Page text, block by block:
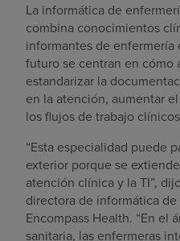
La informática de
combina conocimientos
informantes de
futuro se centran en cómo
estandarizar la
en la atención, aumentar
los flujos de trabajo
“Esta especialidad puede
exterior porque se
atención clínica y la TI”,
directora de informática
Encompass Health. “En el
sanitaria, las enfermeras